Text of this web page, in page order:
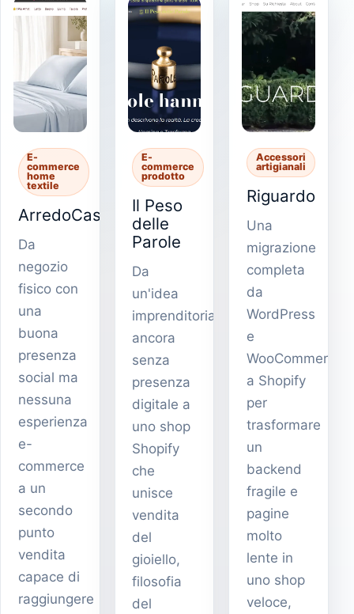
E-
commerce
home
textile
ArredoCasa
Da
negozio
fisico con
una
buona
presenza
social ma
nessuna
esperienza
e-
commerce
a un
secondo
punto
vendita
capace di
raggiungere
E-
commerce
prodotto
Il Peso
delle
Parole
Da
un'idea
imprenditoriale
ancora
senza
presenza
digitale a
uno shop
Shopify
che
unisce
vendita
del
gioiello,
filosofia
del
Accessori
artigianali
Riguardo
Una
migrazione
completa
da
WordPress
e
WooCommerce
a Shopify
per
trasformare
un
backend
fragile e
pagine
molto
lente in
uno shop
veloce,